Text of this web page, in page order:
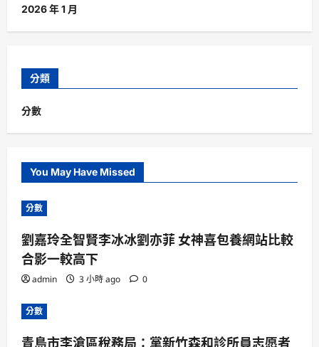
2026 年 1 月
分類
分數
You May Have Missed
分數
劉嘉玲全智賢李冰冰劉亦菲 女神喜包養網站比較
合影一較高下
admin 3 小時 ago 0
分數
青島市李滄區稅務局：黨新竹森和診所員志愿者